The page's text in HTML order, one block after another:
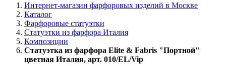
Интернет-магазин фарфоровых изделий в Москве
Каталог
Фарфоровые статуэтки
Статуэтки из фарфора Италия
Композиции
Статуэтка из фарфора Elite & Fabris "Портной"
цветная Италия, арт. 010/EL/Vip